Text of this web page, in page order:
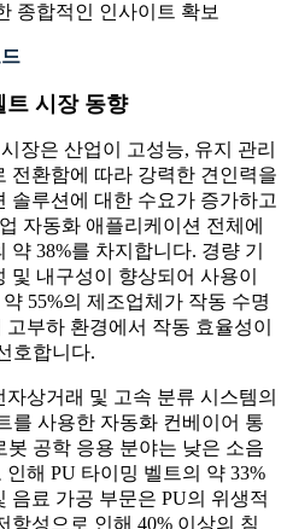
종합적인 인사이트 확보
트 시장 동향
장은 산업이 고성능, 유지 관리
전환함에 따라 강력한 견인력을
솔루션에 대한 수요가 증가하고
자동화 애플리케이션 전체에
38%를 차지합니다. 경량 기
내구성이 향상되어 사용이
55%의 제조업체가 작동 수명
부하 환경에서 작동 효율성이
호합니다.
상거래 및 고속 분류 시스템의
를 사용한 자동화 컨베이어 통
봇 공학 응용 분야는 낮은 소음
해 PU 타이밍 벨트의 약 33%
음료 가공 부문은 PU의 위생적
항성으로 인해 40% 이상의 침